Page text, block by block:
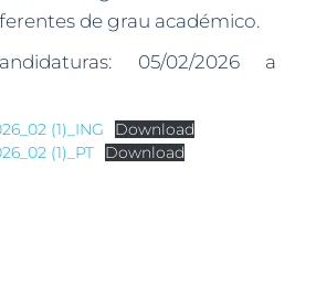
de grau académico.
05/02/2026 a
(1)_ING
Download
(1)_PT
Download